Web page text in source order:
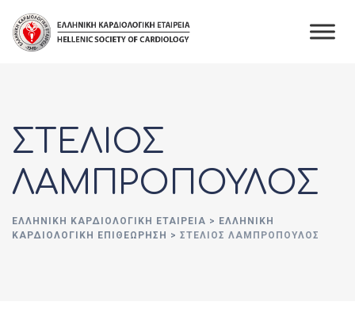
content
ΣΤΕΛΙΟΣ
ΛΑΜΠΡΟΠΟΥΛΟΣ
ΕΛΛΗΝΙΚΉ ΚΑΡΔΙΟΛΟΓΙΚΉ ΕΤΑΙΡΕΊΑ > ΕΛΛΗΝΙΚΗ
ΚΑΡΔΙΟΛΟΓΙΚΗ ΕΠΙΘΕΩΡΗΣΗ > ΣΤΕΛΙΟΣ ΛΑΜΠΡΟΠΟΥΛΟΣ